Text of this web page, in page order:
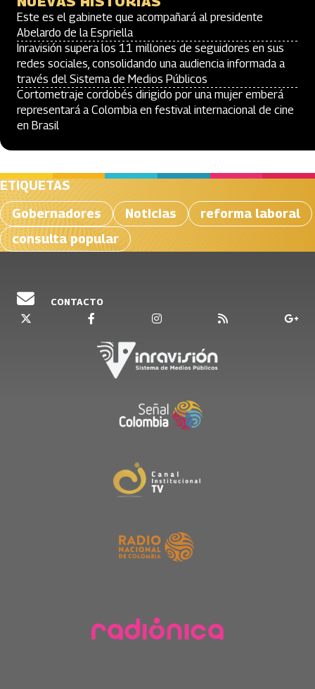
Este es el gabinete que acompañará al presidente
Abelardo de la Espriella
Inravisión supera los 11 millones de seguidores en sus
redes sociales, consolidando una audiencia informada a
través del Sistema de Medios Públicos
Cortometraje cordobés dirigido por una mujer emberá
representará a Colombia en festival internacional de cine
en Brasil
ETIQUETAS
Gobernadores
Noticias
reforma laboral
consulta popular
CONTACTO